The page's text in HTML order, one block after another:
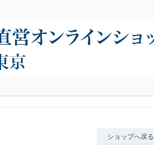
ショップへ戻る